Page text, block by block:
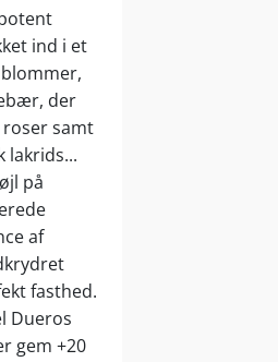
ind i et
der
samt
lakrids...
på
af
fasthed.
Dueros
gem +20